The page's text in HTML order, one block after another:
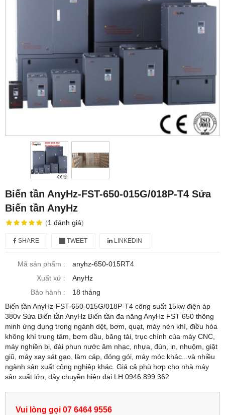
Biến tần AnyHz-FST-650-015G/018P-T4 Sửa
Biến tần AnyHz
(1 đánh giá)
SHARE TWEET LINKEDIN
Mã sản phẩm :
anyhz-650-015RT4
Xuất xứ :
AnyHz
Bảo hành :
18 tháng
Biến tần AnyHz-FST-650-015G/018P-T4 công suất 15kw điện áp
380v Sửa Biến tần AnyHz Biến tần đa năng AnyHz FST 650 thông
minh ứng dụng trong ngành dệt, bơm, quạt, máy nén khí, điều hòa
không khí trung tâm, bơm dầu, băng tải, trục chính của máy CNC,
máy nghiền bi, đài phun nước âm nhạc, nhựa, đùn, in, nhuộm, giặt
giũ, máy xay sát gạo, làm cáp, đóng gói, máy móc khác...và nhiều
ngành sản xuất công nghiệp khác. Giá cả phù hợp cho nhà máy
sản xuất lớn, dây chuyền hiện đại LH:0946 899 362
Vui lòng gọi 07 6464 9556